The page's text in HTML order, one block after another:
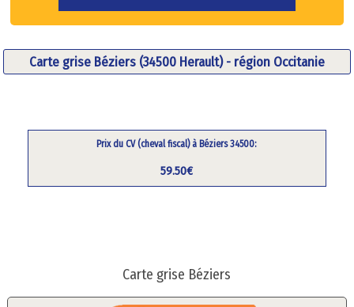
Carte grise Béziers (34500 Herault) - région Occitanie
Prix du CV (cheval fiscal) à Béziers 34500:
59.50€
Carte grise Béziers